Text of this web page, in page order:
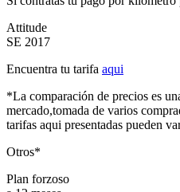
Attitude
SE 2017
Encuentra tu tarifa aqui
*La comparación de precios es
mercado,tomada de varios
tarifas aqui presentadas pueden
Otros*
Plan forzoso